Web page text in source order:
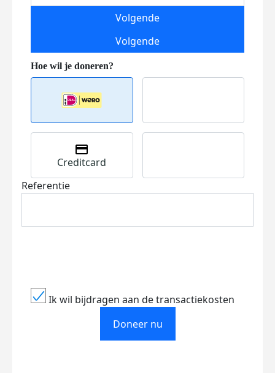
Volgende
Volgende
Creditcard
Referentie
Ik wil bijdragen aan de transactiekosten
Doneer nu